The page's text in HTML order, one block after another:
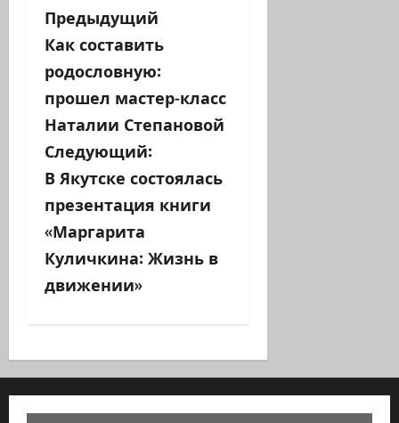
Н
а
в
и
г
а
ц
и
з
а
Предыдущий
Как составить
родословную:
прошел мастер-класс
Наталии Степановой
Следующий:
В Якутске состоялась
презентация книги
«Маргарита
Куличкина: Жизнь в
движении»